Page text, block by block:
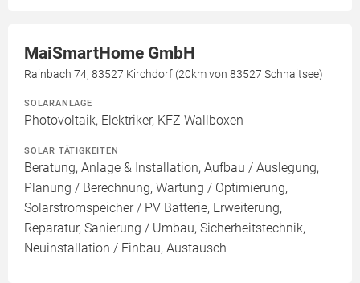
MaiSmartHome GmbH
Rainbach 74, 83527 Kirchdorf (20km von 83527 Schnaitsee)
SOLARANLAGE
Photovoltaik, Elektriker, KFZ Wallboxen
SOLAR TÄTIGKEITEN
Beratung, Anlage & Installation, Aufbau / Auslegung,
Planung / Berechnung, Wartung / Optimierung,
Solarstromspeicher / PV Batterie, Erweiterung,
Reparatur, Sanierung / Umbau, Sicherheitstechnik,
Neuinstallation / Einbau, Austausch